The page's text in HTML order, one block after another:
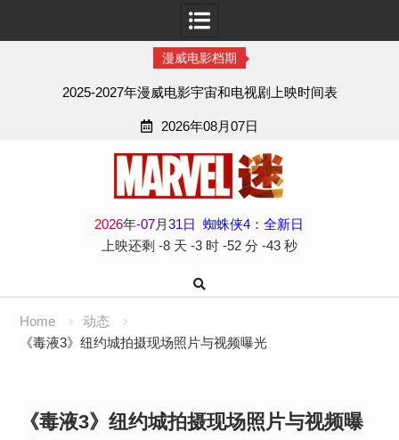
漫威电影档期
2025-2027年漫威电影宇宙和电视剧上映时间表
2026年08月07日
2026年-07月31日
蜘蛛侠4：全新日
上映还剩 -8 天 -3 时 -52 分 -44 秒
Home
动态
《毒液3》纽约城拍摄现场照片与视频曝光
《毒液3》纽约城拍摄现场照片与视频曝